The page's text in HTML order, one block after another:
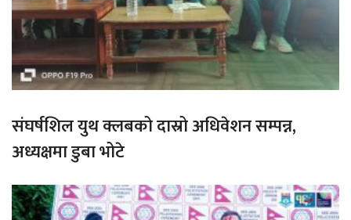
संघर्षशिल युथ क्लबको दास्रो अधिवेशन सम्पन्न,
अध्यक्षमा डुबा भोटे